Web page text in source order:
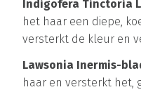
Indigofera Tinctoria
het haar een diepe,
versterkt de kleur en
Lawsonia Inermis-
haar en versterkt het,